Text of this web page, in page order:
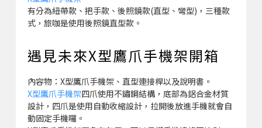
有分為紐帶款、把手款、後照鏡款(直型、彎型)，三種款
式，旅咖是使用後照鏡直型款。
遇見未來X型鷹爪手機架開箱
內容物：X型鷹爪手機架、直型連接桿以及說明書。
X型鷹爪手機架四爪使用不鏽鋼結構，底部為鋁合金材質
設計，四爪是使用自動收縮設計，拉開後放進手機就會自
動固定手機囉。